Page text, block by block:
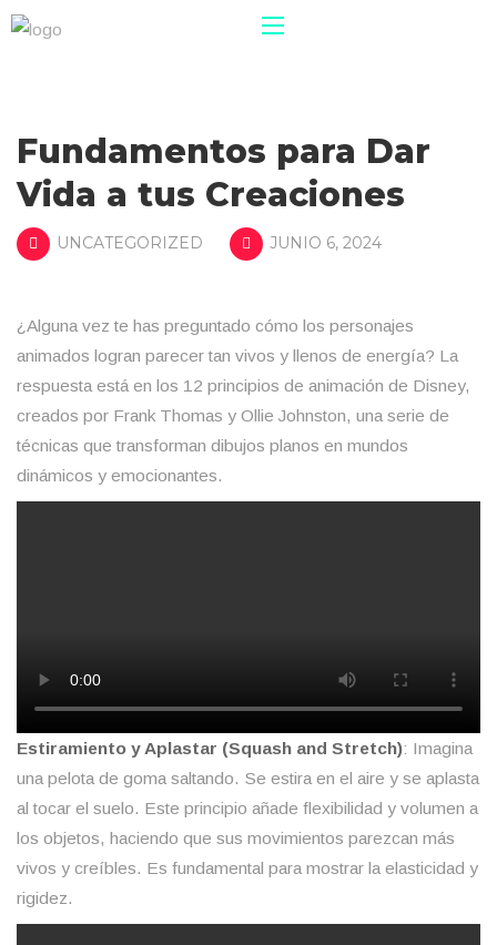
Fundamentos para Dar
Vida a tus Creaciones
UNCATEGORIZED JUNIO 6, 2024
¿Alguna vez te has preguntado cómo los personajes
animados logran parecer tan vivos y llenos de energía? La
respuesta está en los 12 principios de animación de Disney,
creados por Frank Thomas y Ollie Johnston, una serie de
técnicas que transforman dibujos planos en mundos
dinámicos y emocionantes.
Estiramiento y Aplastar (Squash and Stretch): Imagina
una pelota de goma saltando. Se estira en el aire y se aplasta
al tocar el suelo. Este principio añade flexibilidad y volumen a
los objetos, haciendo que sus movimientos parezcan más
vivos y creíbles. Es fundamental para mostrar la elasticidad y
rigidez.